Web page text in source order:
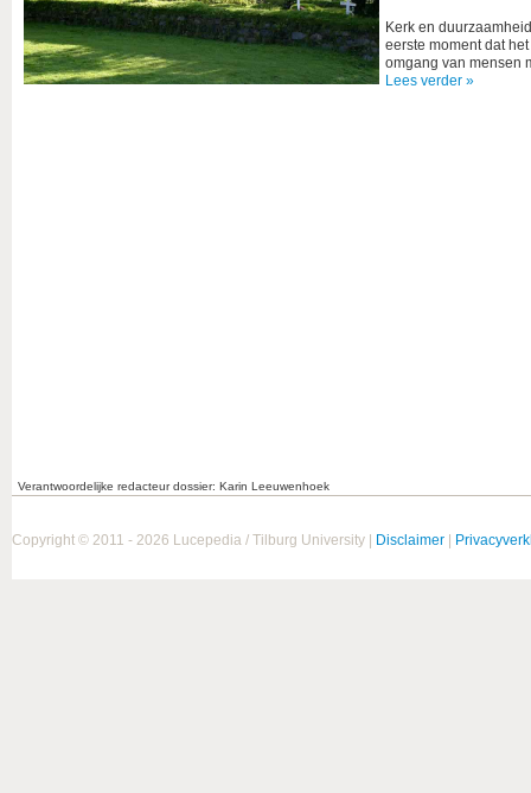
Verantwoordelijke redacteur dossier: Karin Leeuwenhoek
Kerk en
eerste moment dat
omgang van mensen
Lees verder »
Copyright © 2011 - 2026 Lucepedia / Tilburg University | Disclaimer